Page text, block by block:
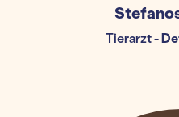
Tierarzt-